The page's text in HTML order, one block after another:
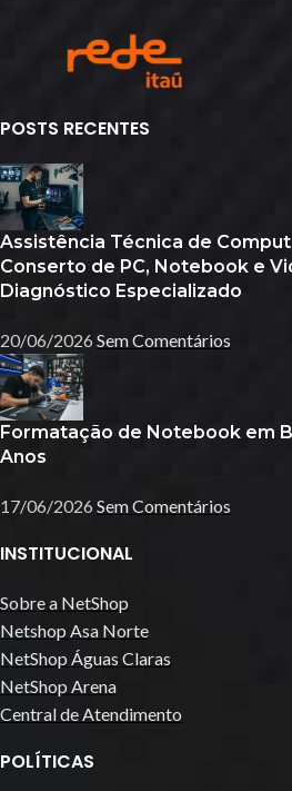
POSTS RECENTES
Assistência Técnica de
Conserto de PC, Notebook e
Diagnóstico Especializado
20/06/2026 Sem Comentários
Formatação de Notebook em
Anos
17/06/2026 Sem Comentários
INSTITUCIONAL
Sobre a NetShop
Netshop Asa Norte
NetShop Águas Claras
NetShop Arena
Central de Atendimento
POLÍTICAS